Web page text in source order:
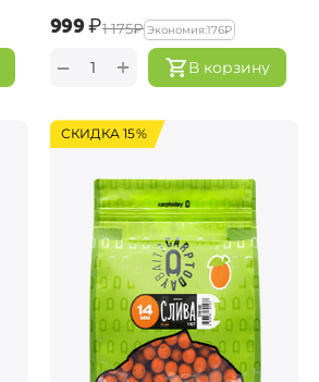
‍999‍₽‍1 175‍₽ Экономия:‍176‍₽
В корзину
+
−
СКИДКА 15%